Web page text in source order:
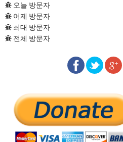
오늘 방문자
어제 방문자
최대 방문자
전체 방문자